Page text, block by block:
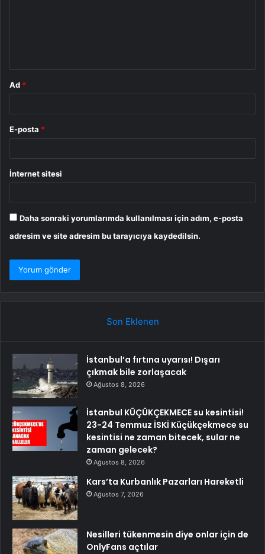
Ad *
E-posta *
İnternet sitesi
Daha sonraki yorumlarımda kullanılması için adım, e-posta
adresim ve site adresim bu tarayıcıya kaydedilsin.
Son Eklenen
İstanbul’a fırtına uyarısı! Dışarı
çıkmak bile zorlaşacak
Ağustos 8, 2026
İstanbul KÜÇÜKÇEKMECE su kesintisi!
23-24 Temmuz İSKİ Küçükçekmece su
kesintisi ne zaman bitecek, sular ne
zaman gelecek?
Ağustos 8, 2026
Kars’ta Kurbanlık Pazarları Hareketli
Ağustos 7, 2026
Nesilleri tükenmesin diye onlar için de
OnlyFans açtılar